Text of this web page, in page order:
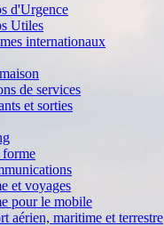
d'Urgence
Utiles
internationaux
de services
et sorties
forme
et voyages
pour le mobile
aérien, maritime et terrestre